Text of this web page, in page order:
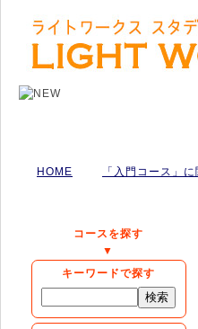
HOME 「入門コース」
コースを探す
▼
キーワードで探す